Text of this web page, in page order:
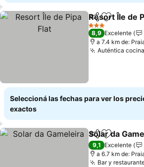
Compartir
Añadir a
Resort Île de
3 Estrellas
8,9 Excelente
a 7.4 km de:
Auténtica
Seleccioná las fechas para ver los
exactos
Compartir
Añadir a
Solar da
9,1 Excelente
a 6.7 km de:
Bar y